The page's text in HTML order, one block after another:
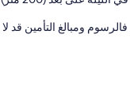
ومبالغ التأمين قد لا